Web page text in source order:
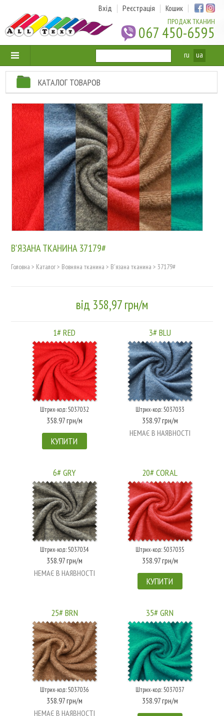
ПРОДАЖ ТКАНИН
067 450-6595
Вхід Реєстрація Кошик
ru ua
КАТАЛОГ ТОВАРОВ
В'ЯЗАНА ТКАНИНА 37179#
Головна > Каталог> Вовняна тканина > В'язана тканина > 37179#
від 358,97 грн/м
1# RED
Штрих-код: 5037032
358.97 грн/м
КУПИТИ
3# BLU
Штрих-код: 5037033
358.97 грн/м
НЕМАЄ В НАЯВНОСТІ
6# GRY
Штрих-код: 5037034
358.97 грн/м
НЕМАЄ В НАЯВНОСТІ
20# CORAL
Штрих-код: 5037035
358.97 грн/м
КУПИТИ
25# BRN
Штрих-код: 5037036
358.97 грн/м
НЕМАЄ В НАЯВНОСТІ
35# GRN
Штрих-код: 5037037
358.97 грн/м